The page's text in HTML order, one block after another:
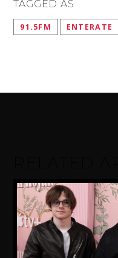
TAGGED AS
91.5FM ENTERATE